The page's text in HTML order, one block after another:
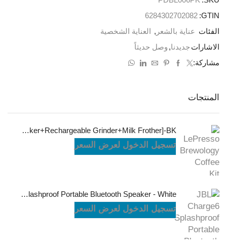
GTIN:
6284302702082
الفئات عناية بالشعر ,
العناية الشخصية
الاشارات جديدنا, وصل حديثاً
مشاركة:
المنتجات
LePresso Brewology Coffee Kit [Espresso Maker+Rechargeable Grinder+Milk Frother]-BK
تسجيل الدخول لعرض السعر
JBL Charge6 Splashproof Portable Bluetooth Speaker - White
تسجيل الدخول لعرض السعر